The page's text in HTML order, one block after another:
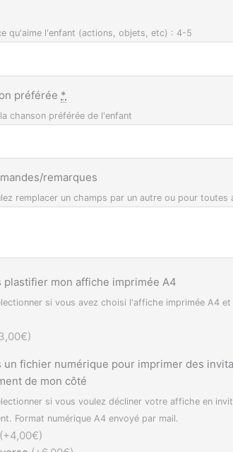
qu'aime l'enfant (actions, objets, etc) : 4-5
préférée *
chanson préférée de l'enfant
remarques
remplacer un champs par un autre ou pour toutes
plastifier mon affiche imprimée A4
si vous avez choisi l'affiche imprimée A4
un fichier numérique pour imprimer des
de mon côté
si vous voulez décliner votre affiche en
Format numérique A4 envoyé par mail.
(+4,00€)